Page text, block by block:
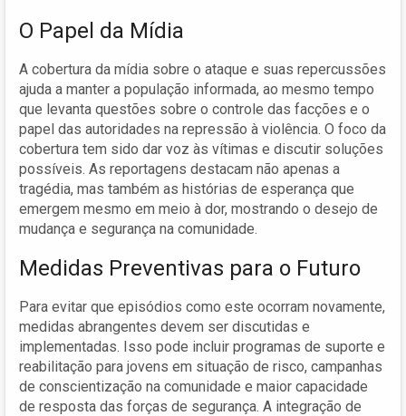
O Papel da Mídia
A cobertura da mídia sobre o ataque e suas repercussões
ajuda a manter a população informada, ao mesmo tempo
que levanta questões sobre o controle das facções e o
papel das autoridades na repressão à violência. O foco da
cobertura tem sido dar voz às vítimas e discutir soluções
possíveis. As reportagens destacam não apenas a
tragédia, mas também as histórias de esperança que
emergem mesmo em meio à dor, mostrando o desejo de
mudança e segurança na comunidade.
Medidas Preventivas para o Futuro
Para evitar que episódios como este ocorram novamente,
medidas abrangentes devem ser discutidas e
implementadas. Isso pode incluir programas de suporte e
reabilitação para jovens em situação de risco, campanhas
de conscientização na comunidade e maior capacidade
de resposta das forças de segurança. A integração de